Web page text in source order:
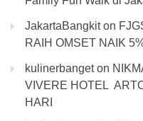
JakartaBangkiton
RAIH OMSET NAIK
kulinerbangeton
VIVERE HOTEL
HARI